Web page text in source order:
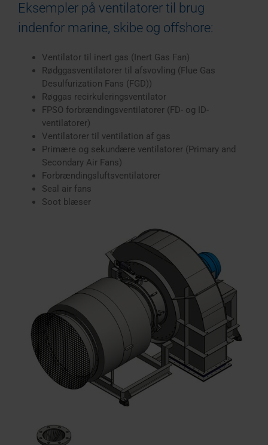
Eksempler på ventilatorer til brug
indenfor marine, skibe og offshore:
Ventilator til inert gas (Inert Gas Fan)
Rødggasventilatorer til afsvovling (Flue Gas
Desulfurization Fans (FGD))
Røggas recirkuleringsventilator
FPSO forbrændingsventilatorer (FD- og ID-
ventilatorer)
Ventilatorer til ventilation af gas
Primære og sekundære ventilatorer (Primary and
Secondary Air Fans)
Forbrændingsluftsventilatorer
Seal air fans
Soot blæser